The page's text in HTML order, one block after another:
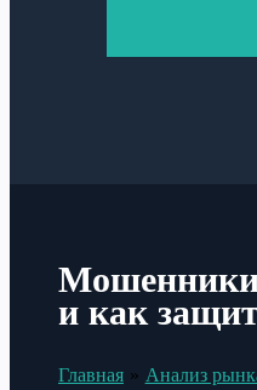
Мошенники
и как
Главная Анализ